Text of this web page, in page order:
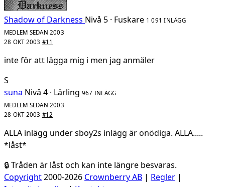
Shadow of Darkness Nivå 5 · Fuskare 1 091 INLÄGG
MEDLEM SEDAN 2003
28 OKT 2003 #11
inte för att lägga mig i men jag anmäler
S
suna Nivå 4 · Lärling 967 INLÄGG
MEDLEM SEDAN 2003
28 OKT 2003 #12
ALLA inlägg under sboy2s inlägg är onödiga. ALLA.....
*låst*
🔒 Tråden är låst och kan inte längre besvaras.
Copyright2000-2026 Crownberry AB | Regler |